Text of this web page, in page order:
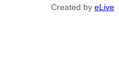
Created by eLive